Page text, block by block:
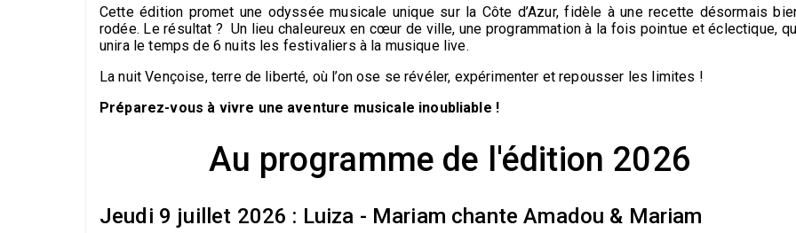
Cette édition promet une odyssée musicale unique sur la Côte d’Azur, fidèle à une recette désormais
rodée. Le résultat ? Un lieu chaleureux en cœur de ville, une programmation à la fois pointue et éclectique,
unira le temps de 6 nuits les festivaliers à la musique live.
La nuit Vençoise, terre de liberté, où l’on ose se révéler, expérimenter et repousser les limites !
Préparez-vous à vivre une aventure musicale inoubliable !
Au programme de l'édition 2026
Jeudi 9 juillet 2026 : Luiza - Mariam chante Amadou & Mariam